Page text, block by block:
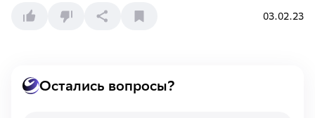
03.02.23
Остались вопросы?